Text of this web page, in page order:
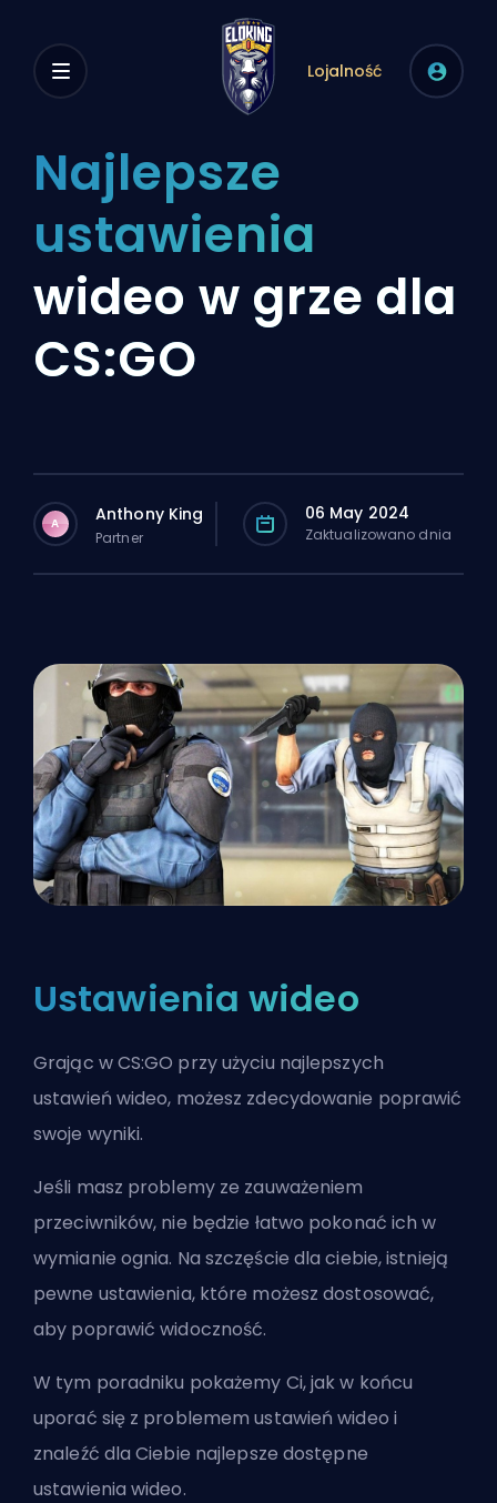
Lojalność
Najlepsze
ustawienia
wideo w grze dla
CS:GO
A Anthony King
Partner
06 May 2024
Zaktualizowano dnia
Ustawienia wideo
Grając w CS:GO przy użyciu najlepszych
ustawień wideo, możesz zdecydowanie poprawić
swoje wyniki.
Jeśli masz problemy ze zauważeniem
przeciwników, nie będzie łatwo pokonać ich w
wymianie ognia. Na szczęście dla ciebie, istnieją
pewne ustawienia, które możesz dostosować,
aby poprawić widoczność.
W tym poradniku pokażemy Ci, jak w końcu
uporać się z problemem ustawień wideo i
znaleźć dla Ciebie najlepsze dostępne
ustawienia wideo.